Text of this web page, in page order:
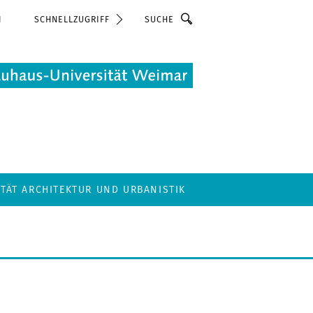
SCHNELLZUGRIFF Suche
ARCHITEKTUR UND URBANISTIK